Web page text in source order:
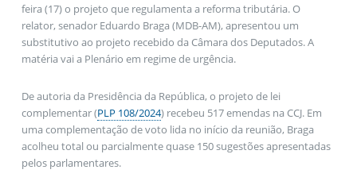
feira (17) o projeto que regulamenta a reforma tributária. O
relator, senador Eduardo Braga (MDB-AM), apresentou um
substitutivo ao projeto recebido da Câmara dos Deputados. A
matéria vai a Plenário em regime de urgência.
De autoria da Presidência da República, o projeto de lei
complementar (PLP 108/2024) recebeu 517 emendas na CCJ. Em
uma complementação de voto lida no início da reunião, Braga
acolheu total ou parcialmente quase 150 sugestões apresentadas
pelos parlamentares.